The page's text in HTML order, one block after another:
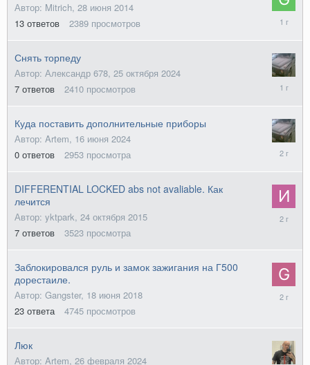
Автор: Mitrich, 28 июня 2014
13 ответов 2389 просмотров
22
ноября
2024
Снять торпеду
Автор: Александр 678, 25 октября 2024
7 ответов 2410 просмотров
27
октября
2024
Куда поставить дополнительные приборы
Автор: Artem, 16 июня 2024
0 ответов 2953 просмотра
16
июня
2024
DIFFERENTIAL LOCKED abs not avaliable. Как
лечится
Автор: yktpark, 24 октября 2015
7 ответов 3523 просмотра
апреля
Заблокировался руль и замок зажигания на Г500
дорестаиле.
Автор: Gangster, 18 июня 2018
23 ответа 4745 просмотров
марта
Люк
Автор: Artem, 26 февраля 2024